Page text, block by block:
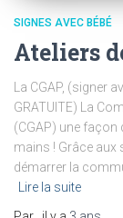
SIGNES AVEC BÉBÉ
Ateliers
La CGAP, (signer
GRATUITE) La
(CGAP) une façon
mains ! Grâce aux
démarrer la
Lire la suite